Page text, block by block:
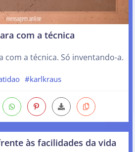
com a técnica
com a técnica. Só inventando-a.
#karlkraus
às facilidades da vida